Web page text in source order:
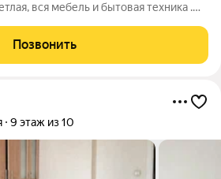
вся мебель и бытовая техника .
Позвонить
9 этаж из 10